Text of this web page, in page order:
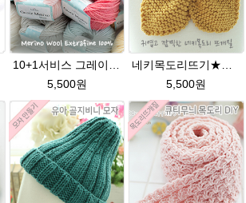
10+1서비스 그레이스메리노울 부드러운 털실/뜨개실/뜨개질실/손뜨개실/목도리털실/모자털실
5,500원
네키목도리뜨기★그레이스메리노울 미니목도리뜨기
5,500원